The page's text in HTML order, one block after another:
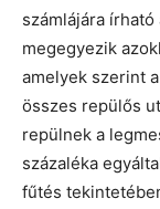
számlájára
megegyezik
amelyek szerint
összes repülős
repülnek a
százaléka
fűtés